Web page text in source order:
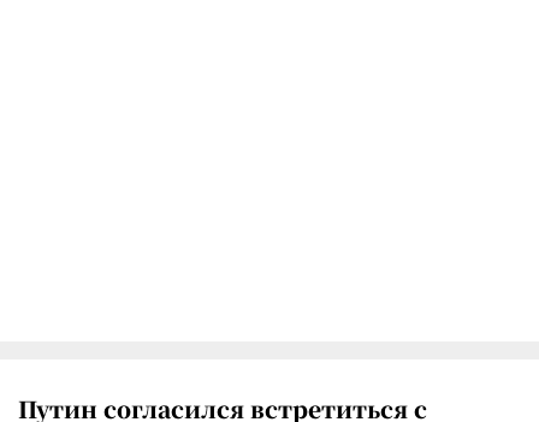
Путин согласился встретиться с